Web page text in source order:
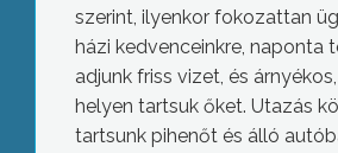
szerint, ilyenkor fokozattan
házi kedvenceinkre, naponta
adjunk friss vizet, és
helyen tartsuk őket. Utazás
tartsunk pihenőt és álló